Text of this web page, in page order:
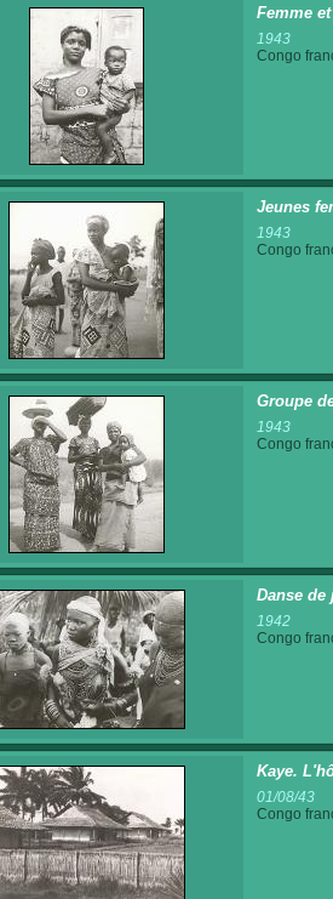
Femme
1943
Congo
Jeunes
1943
Congo
Groupe
1943
Congo
Danse
1942
Congo
Kaye.
01/08/43
Congo